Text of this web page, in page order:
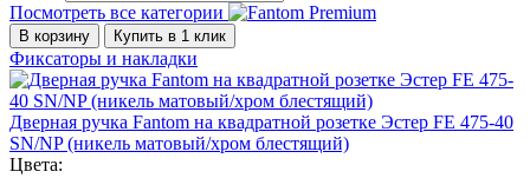
Посмотреть все категории
В корзину Купить в 1 клик
Фиксаторы и накладки
Дверная ручка Fantom на квадратной розетке Эстер FE 475-40
SN/NP (никель матовый/хром блестящий)
Цвета: